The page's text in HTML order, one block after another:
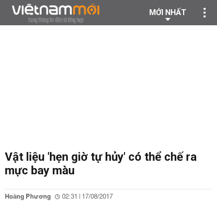
MỚI NHẤT
Vật liệu 'hẹn giờ tự hủy' có thể chế ra
mực bay màu
Hoàng Phương 02:31 | 17/08/2017